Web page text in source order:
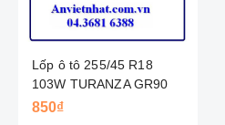
Lốp ô tô 255/45 R18
103W TURANZA GR90
BRIDGESTONE - NHẬT
850₫